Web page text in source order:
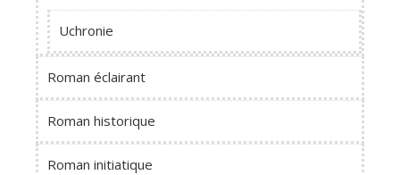
Uchronie
Roman éclairant
Roman historique
Roman initiatique